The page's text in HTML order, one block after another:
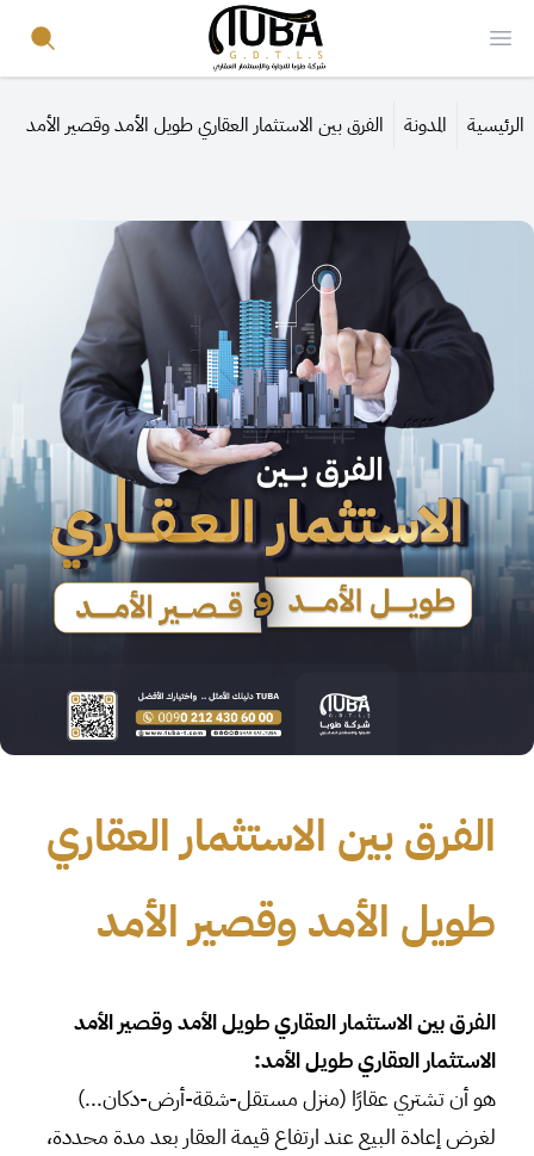
Open menu
Your Company
الرئيسية المدونة الفرق بين الاستثمار العقاري طويل الأمد وقصير الأمد
الفرق بين الاستثمار العقاري
طويل الأمد وقصير الأمد
الفرق بين الاستثمار العقاري طويل الأمد وقصير الأمد
الاستثمار العقاري طويل الأمد:
هو أن تشتري عقارًا (منزل مستقل-شقة-أرض-دكان...)
لغرض إعادة البيع عند ارتفاع قيمة العقار بعد مدة محددة،